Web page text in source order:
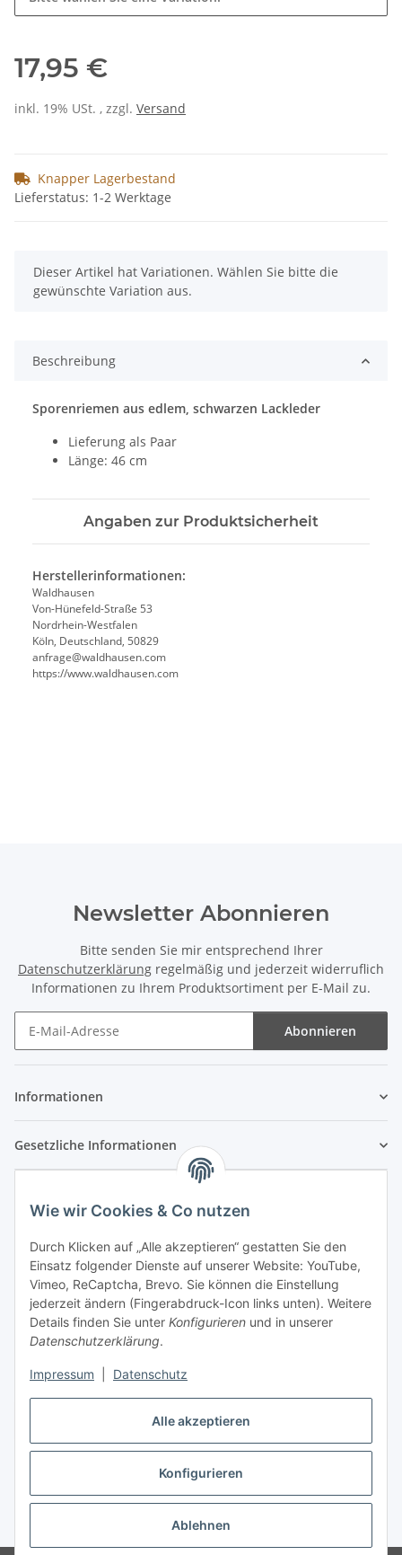
Alle akzeptieren
Konfigurieren
Ablehnen
Wie wir Cookies & Co nutzen
Durch Klicken auf „Alle akzeptieren“ gestatten Sie den
Einsatz folgender Dienste auf unserer Website: YouTube,
Vimeo, ReCaptcha, Brevo. Sie können die Einstellung
jederzeit ändern (Fingerabdruck-Icon links unten). Weitere
Details finden Sie unter Konfigurieren und in unserer
Datenschutzerklärung.
Impressum Datenschutz
17,95 €
inkl. 19% USt. , zzgl. Versand
Knapper Lagerbestand
Lieferstatus: 1-2 Werktage
x
Dieser Artikel hat Variationen. Wählen Sie bitte die
gewünschte Variation aus.
Beschreibung
Sporenriemen aus edlem, schwarzen Lackleder
Lieferung als Paar
Länge: 46 cm
Angaben zur Produktsicherheit
Herstellerinformationen:
Waldhausen
Von-Hünefeld-Straße 53
Nordrhein-Westfalen
Köln, Deutschland, 50829
anfrage@waldhausen.com
https://www.waldhausen.com
Newsletter Abonnieren
Bitte senden Sie mir entsprechend Ihrer
Datenschutzerklärung regelmäßig und jederzeit widerruflich
Informationen zu Ihrem Produktsortiment per E-Mail zu.
Abonnieren
Informationen
Gesetzliche Informationen
Vertrag widerrufen
* Alle Preise inkl. gesetzlicher USt., zzgl.Versand